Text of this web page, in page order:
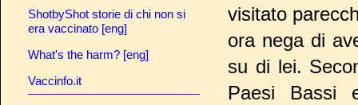
visitato
ora nega di
su di lei.
Paesi Bassi
ShotbyShot storie di chi non si
era vaccinato [eng]
What's the harm? [eng]
Vaccinfo.it